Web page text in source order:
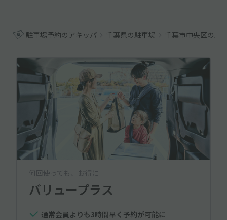
駐車場予約のアキッパ 千葉県の駐車場 千葉市中央区の駐
何回使っても、お得に
バリュープラス
通常会員よりも3時間早く予約が可能に